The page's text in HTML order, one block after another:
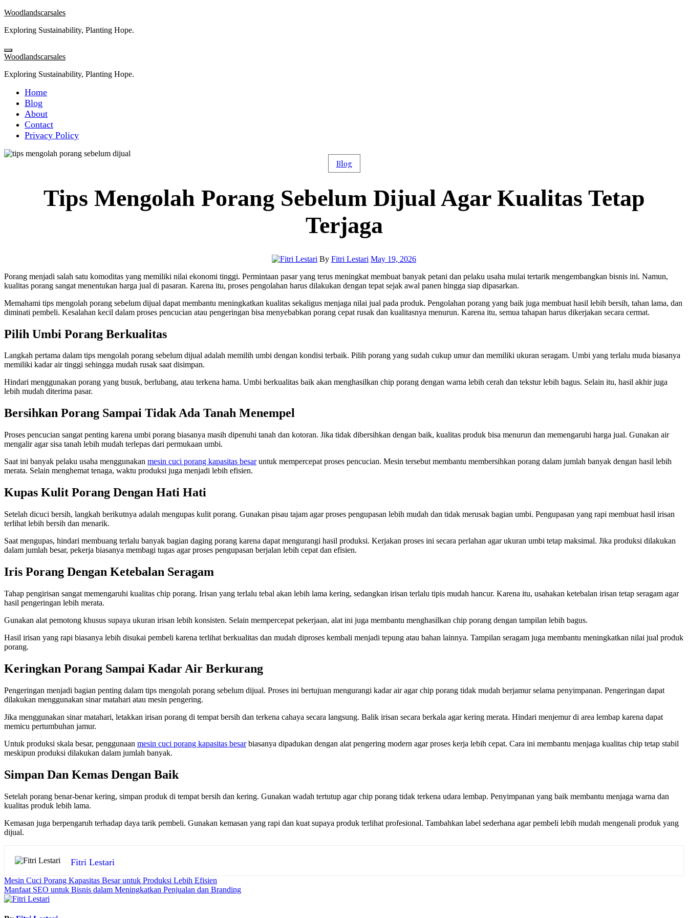
Skip
content
Woodlandscarsales
Exploring Sustainability, Planting Hope.
Woodlandscarsales
Exploring Sustainability, Planting Hope.
Home
Blog
About
Contact
Privacy Policy
Blog
Tips Mengolah Porang Sebelum Dijual Agar Kualitas Tetap
Terjaga
By Fitri Lestari May 19, 2026
Porang menjadi salah satu komoditas yang memiliki nilai ekonomi tinggi. Permintaan pasar yang terus meningkat membuat banyak petani dan pelaku usaha mulai tertarik mengembangkan bisnis ini. Namun,
kualitas porang sangat menentukan harga jual di pasaran. Karena itu, proses pengolahan harus dilakukan dengan tepat sejak awal panen hingga siap dipasarkan.
Memahami tips mengolah porang sebelum dijual dapat membantu meningkatkan kualitas sekaligus menjaga nilai jual pada produk. Pengolahan porang yang baik juga membuat hasil lebih bersih, tahan lama, dan
diminati pembeli. Kesalahan kecil dalam proses pencucian atau pengeringan bisa menyebabkan porang cepat rusak dan kualitasnya menurun. Karena itu, semua tahapan harus dikerjakan secara cermat.
Pilih Umbi Porang Berkualitas
Langkah pertama dalam tips mengolah porang sebelum dijual adalah memilih umbi dengan kondisi terbaik. Pilih porang yang sudah cukup umur dan memiliki ukuran seragam. Umbi yang terlalu muda biasanya
memiliki kadar air tinggi sehingga mudah rusak saat disimpan.
Hindari menggunakan porang yang busuk, berlubang, atau terkena hama. Umbi berkualitas baik akan menghasilkan chip porang dengan warna lebih cerah dan tekstur lebih bagus. Selain itu, hasil akhir juga
lebih mudah diterima pasar.
Bersihkan Porang Sampai Tidak Ada Tanah Menempel
Proses pencucian sangat penting karena umbi porang biasanya masih dipenuhi tanah dan kotoran. Jika tidak dibersihkan dengan baik, kualitas produk bisa menurun dan memengaruhi harga jual. Gunakan air
mengalir agar sisa tanah lebih mudah terlepas dari permukaan umbi.
Saat ini banyak pelaku usaha menggunakan mesin cuci porang kapasitas besaruntuk mempercepat proses pencucian. Mesin tersebut membantu membersihkan porang dalam jumlah banyak dengan hasil lebih
merata. Selain menghemat tenaga, waktu produksi juga menjadi lebih efisien.
Kupas Kulit Porang Dengan Hati Hati
Setelah dicuci bersih, langkah berikutnya adalah mengupas kulit porang. Gunakan pisau tajam agar proses pengupasan lebih mudah dan tidak merusak bagian umbi. Pengupasan yang rapi membuat hasil irisan
terlihat lebih bersih dan menarik.
Saat mengupas, hindari membuang terlalu banyak bagian daging porang karena dapat mengurangi hasil produksi. Kerjakan proses ini secara perlahan agar ukuran umbi tetap maksimal. Jika produksi dilakukan
dalam jumlah besar, pekerja biasanya membagi tugas agar proses pengupasan berjalan lebih cepat dan efisien.
Iris Porang Dengan Ketebalan Seragam
Tahap pengirisan sangat memengaruhi kualitas chip porang. Irisan yang terlalu tebal akan lebih lama kering, sedangkan irisan terlalu tipis mudah hancur. Karena itu, usahakan ketebalan irisan tetap seragam agar
hasil pengeringan lebih merata.
Gunakan alat pemotong khusus supaya ukuran irisan lebih konsisten. Selain mempercepat pekerjaan, alat ini juga membantu menghasilkan chip porang dengan tampilan lebih bagus.
Hasil irisan yang rapi biasanya lebih disukai pembeli karena terlihat berkualitas dan mudah diproses kembali menjadi tepung atau bahan lainnya. Tampilan seragam juga membantu meningkatkan nilai jual produk
porang.
Keringkan Porang Sampai Kadar Air Berkurang
Pengeringan menjadi bagian penting dalam tips mengolah porang sebelum dijual. Proses ini bertujuan mengurangi kadar air agar chip porang tidak mudah berjamur selama penyimpanan. Pengeringan dapat
dilakukan menggunakan sinar matahari atau mesin pengering.
Jika menggunakan sinar matahari, letakkan irisan porang di tempat bersih dan terkena cahaya secara langsung. Balik irisan secara berkala agar kering merata. Hindari menjemur di area lembap karena dapat
memicu pertumbuhan jamur.
Untuk produksi skala besar, penggunaan mesin cuci porang kapasitas besarbiasanya dipadukan dengan alat pengering modern agar proses kerja lebih cepat. Cara ini membantu menjaga kualitas chip tetap stabil
meskipun produksi dilakukan dalam jumlah banyak.
Simpan Dan Kemas Dengan Baik
Setelah porang benar-benar kering, simpan produk di tempat bersih dan kering. Gunakan wadah tertutup agar chip porang tidak terkena udara lembap. Penyimpanan yang baik membantu menjaga warna dan
kualitas produk lebih lama.
Kemasan juga berpengaruh terhadap daya tarik pembeli. Gunakan kemasan yang rapi dan kuat supaya produk terlihat profesional. Tambahkan label sederhana agar pembeli lebih mudah mengenali produk yang
dijual.
Fitri Lestari
Post
navigation
Mesin Cuci Porang Kapasitas Besar untuk Produksi Lebih Efisien
Manfaat SEO untuk Bisnis dalam Meningkatkan Penjualan dan Branding